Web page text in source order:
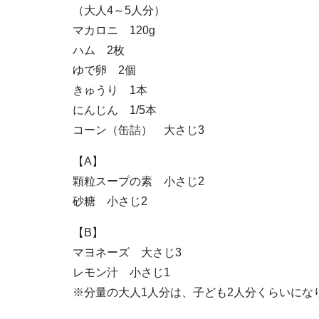
（大人4～5人分）
マカロニ 120g
ハム 2枚
ゆで卵 2個
きゅうり 1本
にんじん 1/5本
コーン（缶詰） 大さじ3
【A】
顆粒スープの素 小さじ2
砂糖 小さじ2
【B】
マヨネーズ 大さじ3
レモン汁 小さじ1
※分量の大人1人分は、子ども2人分くらいにな